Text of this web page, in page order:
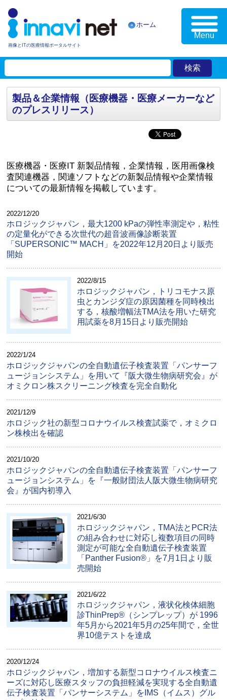
画像とITの医療情報ポータルサイト
ホーム
Menu
製品＆企業情報（医療機器・医療メーカーなど
のプレスリリース）
医療機器・医療IT 新製品情報，企業情報，医用画像検
査関連機器，関連ソフトなどの新製品情報や企業情報
についての最新情報を掲載しています。
2022/12/20
ホロジックジャパン，最大1200 kPaの弾性率測定や，粘性
の定量化ができる次世代の超音波画像診断装置
「SUPERSONIC™ MACH」を2022年12月20日より販売
開始
2022/8/15
ホロジックジャパン，トリコモナス原
虫とカンジダ症の原因菌種を同時検出
する，核酸増幅法TMA法を用いた研究
用試薬を8月15日より販売開始
2022/1/24
ホロジックジャパンの全自動遺伝子検査装置「パンサーフ
ュージョンシステム」を用いて『阪大微生物病研究会』が
オミクロン株スクリーニング検査を完全自動化
2021/12/9
ホロジック社の新型コロナウイルス検査試薬で，オミクロ
ン株検出を確認
2021/10/20
ホロジックジャパンの全自動遺伝子検査装置「パンサーフ
ュージョンシステム」を『一般財団法人阪大微生物病研究
会』が国内初導入
2021/6/30
ホロジックジャパン，TMA法とPCR法
の組み合わせに対応し複数項目の同時
測定が可能な全自動遺伝子検査装置
「Panther Fusion®」を7月1日より販
売開始
2021/6/22
ホロジックジャパン，液状化検体細胞
診ThinPrep®（シンプレップ）が 1996
年5月から2021年5月の25年間で，全世
界10億テストを達成
2020/12/24
ホロジックジャパン，増加する新型コロナウイルス検査ニ
ーズに対応し医療スタッフの負担軽減を実現する全自動遺
伝子検査装置「パンサーシステム」をIMS（イムス）グル